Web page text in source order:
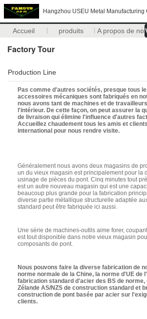
Hangzhou USEU Metal Manufacturing
Accueil produits A propos de
Factory Tour
Production Line
Pas comme d'autres sociétés, presque tous
accessoires mécaniques sont fabriqués en
nous avons tant de machines et de
l'intérieur. De cette façon, on peut assurer la
de livraison qui élimine l'influence d'autres
Accueillez chaudement tous les amis et
international pour nous rendre visite.
Généralement nous avons deux magasins de
un du vieux magasin est principalement pour la
usinage de pièces du pont. Cinq minutes tout
est un autre nouveau magasin qui est une
beaucoup plus grande pour la fabrication
diverse partie métallique structurelle adaptée
standard peut être fabriquée ici aussi.
Une série de machines-outils aime forer,
est tout disponible dans notre vieux magasin
composants de pont.
Nous pouvons faire la diverse fabrication de
norme normale de la Chine, la norme d'UE de
fabrication standard d'acier des BS de
Zélande AS/NZS de construction standard et
construction de pont basée par acier sur
clients.